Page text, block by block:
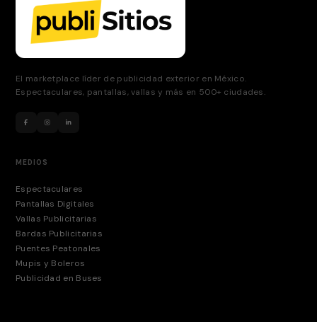
El marketplace líder de publicidad exterior en México.
Espectaculares, pantallas, vallas y más en 500+ ciudades.
MEDIOS
Espectaculares
Pantallas Digitales
Vallas Publicitarias
Bardas Publicitarias
Puentes Peatonales
Mupis y Boleros
Publicidad en Buses